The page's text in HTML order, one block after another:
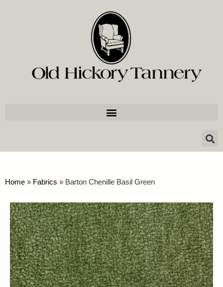
Home » Fabrics » Barton Chenille Basil Green